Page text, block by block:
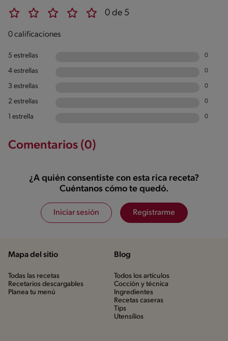
0 de 5
0 calificaciones
5 estrellas 0
4 estrellas 0
3 estrellas 0
2 estrellas 0
1 estrella 0
Comentarios (0)
¿A quién consentiste con esta rica receta?
Cuéntanos cómo te quedó.
Iniciar sesión Registrarme
Mapa del sitio
Todas las recetas
Recetarios descargables
Planea tu menú
Blog
Todos los artículos
Cocción y técnica
Ingredientes
Recetas caseras
Tips
Utensílios